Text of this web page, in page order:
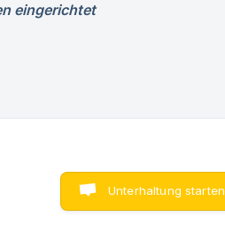
eingerichtet
Unterhaltung starten